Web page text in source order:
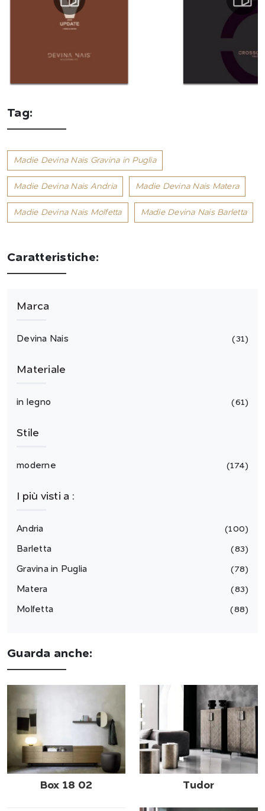
Tag:
Madie Devina Nais Gravina in Puglia
Madie Devina Nais Andria Madie Devina Nais Matera
Madie Devina Nais Molfetta Madie Devina Nais Barletta
Caratteristiche:
Marca
Devina Nais 31
Materiale
in legno 61
Stile
moderne 174
I più visti a :
Andria 100
Barletta 83
Gravina in Puglia 78
Matera 83
Molfetta 88
Guarda anche:
Box 18 02 Tudor